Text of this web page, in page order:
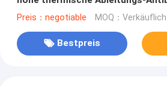
Preis：negotiable MOQ：Verkäuflich
Bestpreis